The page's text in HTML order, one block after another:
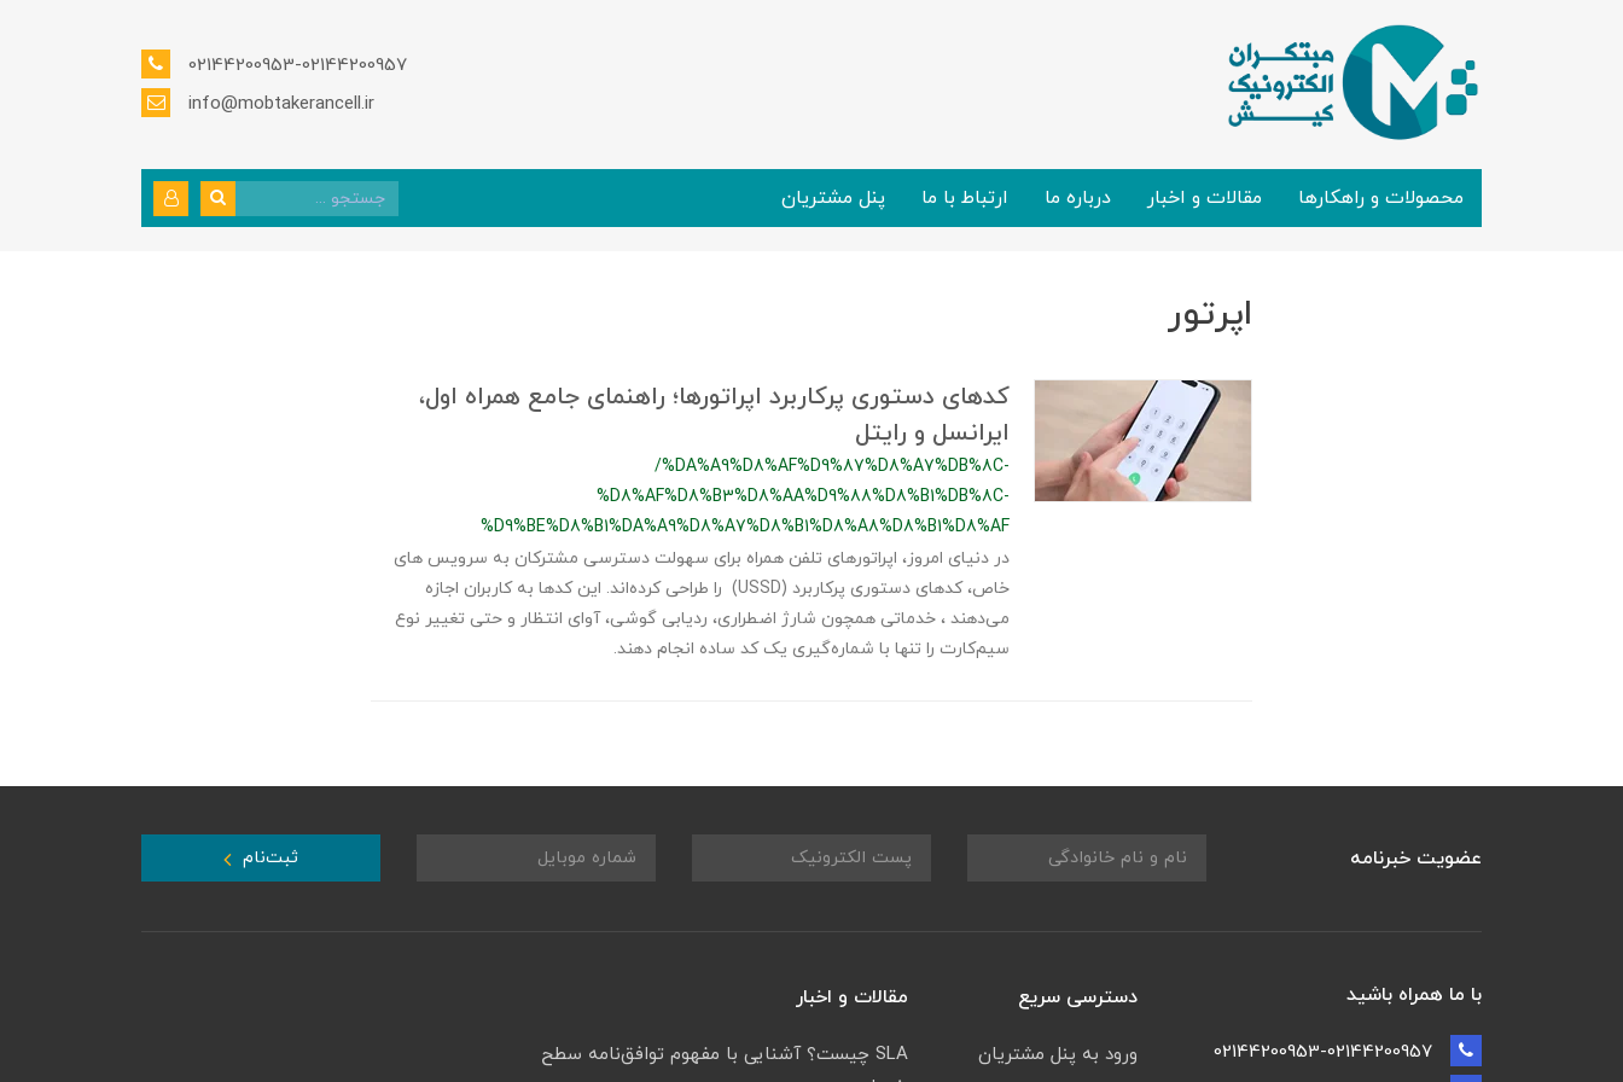
02144200953-02144200957
info@mobtakerancell.ir
محصولات و راهکارها مقالات و اخبار درباره ما ارتباط با ما پنل مشتریان
اپرتور
کدهای دستوری پرکاربرد اپراتورها؛ راهنمای جامع همراه اول،
ایرانسل و رایتل
/%DA%A9%D8%AF%D9%87%D8%A7%DB%8C-
%D8%AF%D8%B3%D8%AA%D9%88%D8%B1%DB%8C-
%D9%BE%D8%B1%DA%A9%D8%A7%D8%B1%D8%A8%D8%B1%D8%AF
در دنیای امروز، اپراتورهای تلفن همراه برای سهولت دسترسی مشترکان به سرویس های
خاص، کدهای دستوری پرکاربرد (USSD) را طراحی کرده‌اند. این کدها به کاربران اجازه
می‌دهند ، خدماتی همچون شارژ اضطراری، ردیابی گوشی، آوای انتظار و حتی تغییر نوع
سیم‌کارت را تنها با شماره‌گیری یک کد ساده انجام دهند.
عضویت خبرنامه ثبت‌نام
با ما همراه باشید دسترسی سریع
ورود به پنل مشتریان
مقالات و اخبار
SLA چیست؟ آشنایی با مفهوم توافق‌نامه سطح